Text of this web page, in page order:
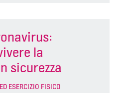
la
sicurezza
ESERCIZIO FISICO